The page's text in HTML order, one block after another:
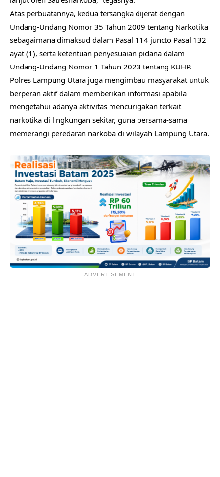
Atas perbuatannya, kedua tersangka dijerat dengan
Undang-Undang Nomor 35 Tahun 2009 tentang Narkotika
sebagaimana dimaksud dalam Pasal 114 juncto Pasal 132
ayat (1), serta ketentuan penyesuaian pidana dalam
Undang-Undang Nomor 1 Tahun 2023 tentang KUHP.
Polres Lampung Utara juga mengimbau masyarakat untuk
berperan aktif dalam memberikan informasi apabila
mengetahui adanya aktivitas mencurigakan terkait
narkotika di lingkungan sekitar, guna bersama-sama
memerangi peredaran narkoba di wilayah Lampung Utara.
ADVERTISEMENT